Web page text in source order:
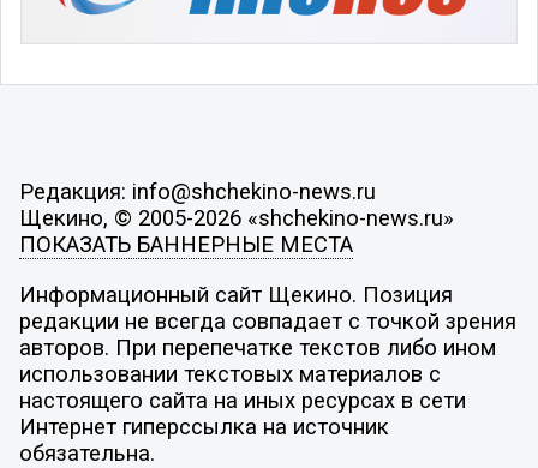
Редакция: info@shchekino-news.ru
Щекино, © 2005-2026 «shchekino-news.ru»
ПОКАЗАТЬ БАННЕРНЫЕ МЕСТА
Информационный сайт Щекино. Позиция
редакции не всегда совпадает с точкой зрения
авторов. При перепечатке текстов либо ином
использовании текстовых материалов с
настоящего сайта на иных ресурсах в сети
Интернет гиперссылка на источник
обязательна.